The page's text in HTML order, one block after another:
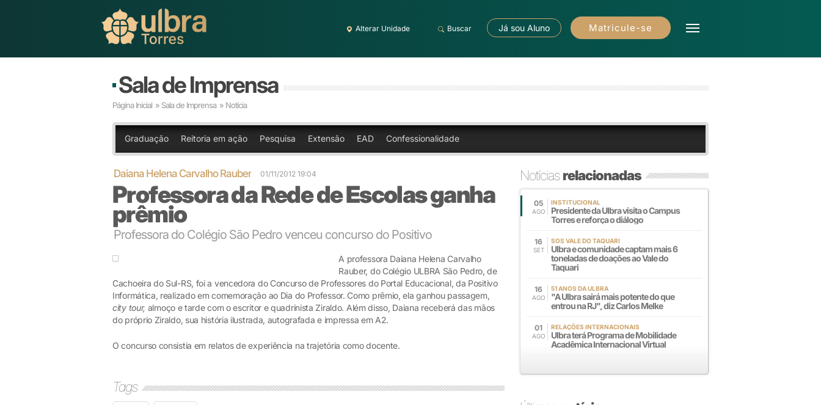
Alterar Unidade Buscar Já sou Aluno Matricule-se
Sala de Imprensa
Página Inicial » Sala de Imprensa » Notícia
Graduação Reitoria em ação Pesquisa Extensão EAD Confessionalidade
Daiana Helena Carvalho Rauber 01/11/2012 19:04
Professora da Rede de Escolas ganha
prêmio
Professora do Colégio São Pedro venceu concurso do Positivo
A professora Daiana Helena Carvalho
Rauber, do Colégio ULBRA São Pedro, de
Cachoeira do Sul-RS, foi a vencedora do Concurso de Professores do Portal Educacional, da Positivo
Informática, realizado em comemoração ao Dia do Professor. Como prêmio, ela ganhou passagem,
city tour, almoço e tarde com o escritor e quadrinista Ziraldo. Além disso, Daiana receberá das mãos
do próprio Ziraldo, sua história ilustrada, autografada e impressa em A2.
O concurso consistia em relatos de experiência na trajetória como docente.
Tags
Notíciasrelacionadas
05
AGO
INSTITUCIONAL
Presidente da Ulbra visita o Campus
Torres e reforça o diálogo
16
SET
SOS VALE DO TAQUARI
Ulbra e comunidade captam mais 6
toneladas de doações ao Vale do
Taquari
16
AGO
51 ANOS DA ULBRA
"A Ulbra sairá mais potente do que
entrou na RJ", diz Carlos Melke
01
AGO
RELAÇÕES INTERNACIONAIS
Ulbra terá Programa de Mobilidade
Acadêmica Internacional Virtual